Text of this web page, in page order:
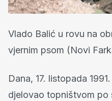
Vlado Balić u rovu na
vjernim psom (Novi
Dana, 17. listopada
djelovao topništvom po